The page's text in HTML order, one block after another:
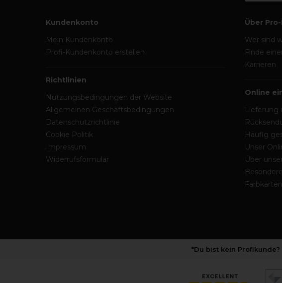
Kundenkonto
Mein Kundenkonto
Profi-Kundenkonto erstellen
Richtlinien
Nutzungsbedingungen der Website
Allgemeinen Geschäftsbedingungen
Datenschutzrichtlinie
Cookie Politik
Impressum
Widerrufsformular
Über
Wer sind
Finde
Karrieren
Online
Lieferung
Häufig
Unser
Über
Farbkarten
*Du bist kein Profikunde?